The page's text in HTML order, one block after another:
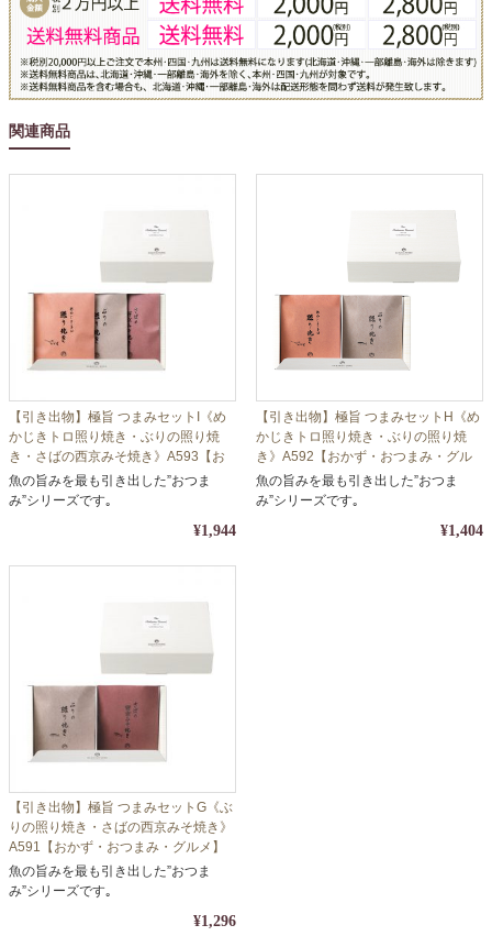
関連商品
【引き出物】極旨 つまみセットI《め
かじきトロ照り焼き・ぶりの照り焼
き・さばの西京みそ焼き》A593【お
かず・おつまみ・グルメ】【包装・の
し対応】
魚の旨みを最も引き出した”おつま
み”シリーズです｡
¥1,944
【引き出物】極旨 つまみセットH《め
かじきトロ照り焼き・ぶりの照り焼
き》A592【おかず・おつまみ・グル
メ】【包装・のし対応】
魚の旨みを最も引き出した”おつま
み”シリーズです｡
¥1,404
【引き出物】極旨 つまみセットG《ぶ
りの照り焼き・さばの西京みそ焼き》
A591【おかず・おつまみ・グルメ】
【包装・のし対応】
魚の旨みを最も引き出した”おつま
み”シリーズです｡
¥1,296